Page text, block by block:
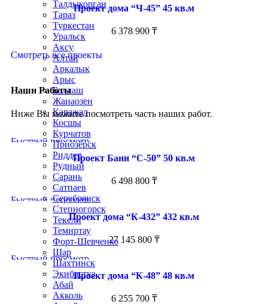
Талдыкорган
Тараз
Туркестан
Уральск
Аксу
Алтай
Аркалык
Арыс
Балхаш
Жанаозен
Каражал
Косшы
Курчатов
Приозёрск
Риддер
Рудный
Сарань
Сатпаев
Серебрянск
Степногорск
Текели
Темиртау
Форт-Шевченко
Шар
Шахтинск
Экибастуз
Абай
Акколь
Проект дома “Ч-45” 45 кв.м
6 378 900 ₸
Смотреть все проекты
Наши Работы
Ниже Вы можите посмотреть часть наших работ.
Быстрый просмотр
Проект Бани “С-50” 50 кв.м
6 498 800 ₸
Быстрый просмотр
Проект дома “К-432” 432 кв.м
27 145 800 ₸
Быстрый просмотр
Проект дома “К-48” 48 кв.м
6 255 700 ₸